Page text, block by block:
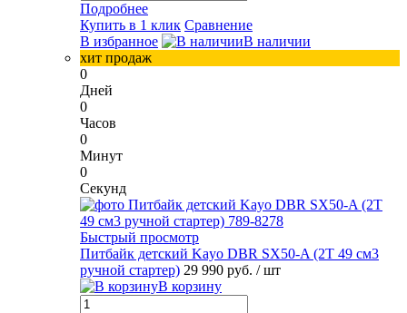
Подробнее
Купить в 1 клик Сравнение
В избранное
В наличии
хит продаж
0
Дней
0
Часов
0
Минут
0
Секунд
Быстрый просмотр
Питбайк детский Kayo DBR SX50-A (2T 49 см3
ручной стартер) 29 990 руб. / шт
В корзину